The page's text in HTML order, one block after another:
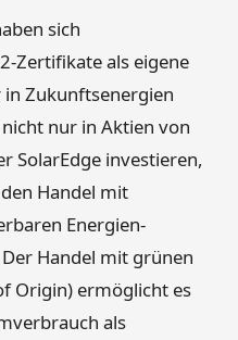
sich
Zertifikate als eigene
Zukunftsenergien
nur in Aktien von
SolarEdge investieren,
Handel mit
Energien-
Handel mit grünen
Origin) ermöglicht es
als